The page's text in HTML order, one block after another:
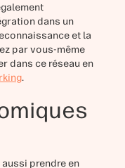
dans un
et la
par vous-même
dans ce réseau en
.
prendre en